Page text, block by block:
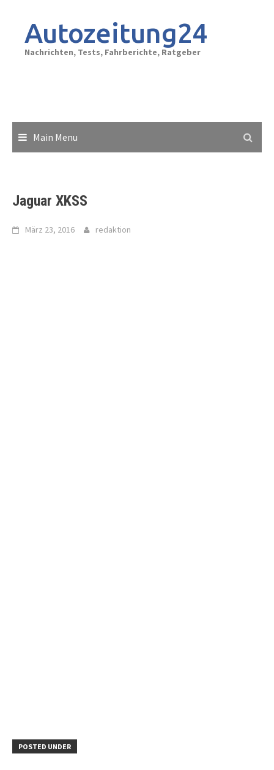
contentAutozeitung24
Nachrichten, Tests, Fahrberichte, Ratgeber
Main Menu
Jaguar XKSS
März 23, 2016 redaktion
POSTED UNDER